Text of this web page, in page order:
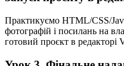
Практикуємо HTML/CSS/
фотографій і посилань на
готовий проєкт в редакторі